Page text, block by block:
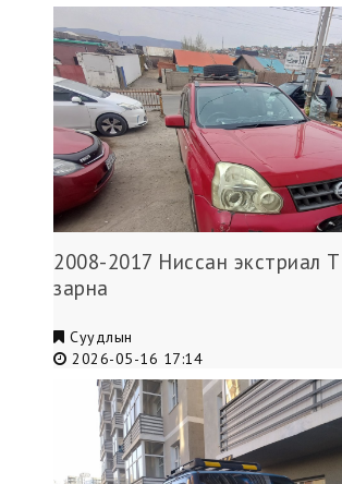
2008-2017 Ниссан экстриал
зарна
Суудлын
2026-05-16 17:14